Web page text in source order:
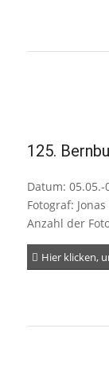
125.
Datum: 05.05.-
Fotograf:
Anzahl der
Hier klicken,